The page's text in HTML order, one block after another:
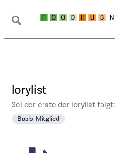
lorylist
Sei der erste der lorylist folgt:
Basis-Mitglied